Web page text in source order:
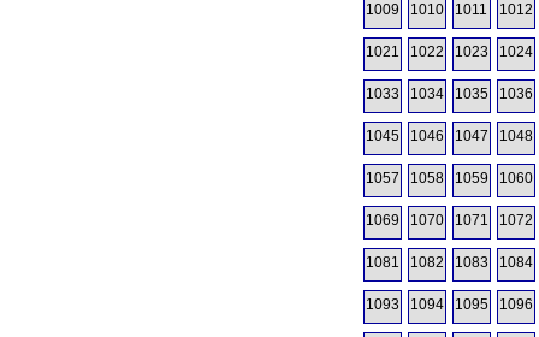
1009 1010 1011 1012
1021 1022 1023 1024
1033 1034 1035 1036
1045 1046 1047 1048
1057 1058 1059 1060
1069 1070 1071 1072
1081 1082 1083 1084
1093 1094 1095 1096